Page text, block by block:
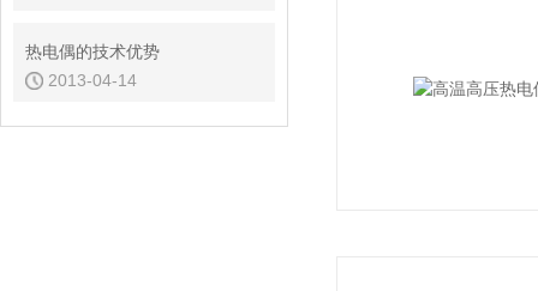
热电偶的技术优势
2013-04-14